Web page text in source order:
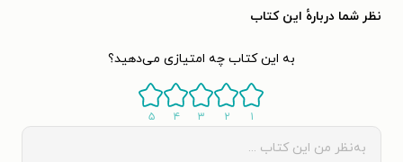
نظر شما دربارهٔ این کتاب
به این کتاب چه امتیازی می‌دهید؟
۱ ۲ ۳ ۴ ۵